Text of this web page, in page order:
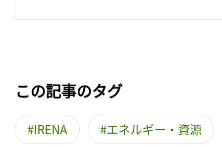
この記事のタグ
IRENA エネルギー・資源